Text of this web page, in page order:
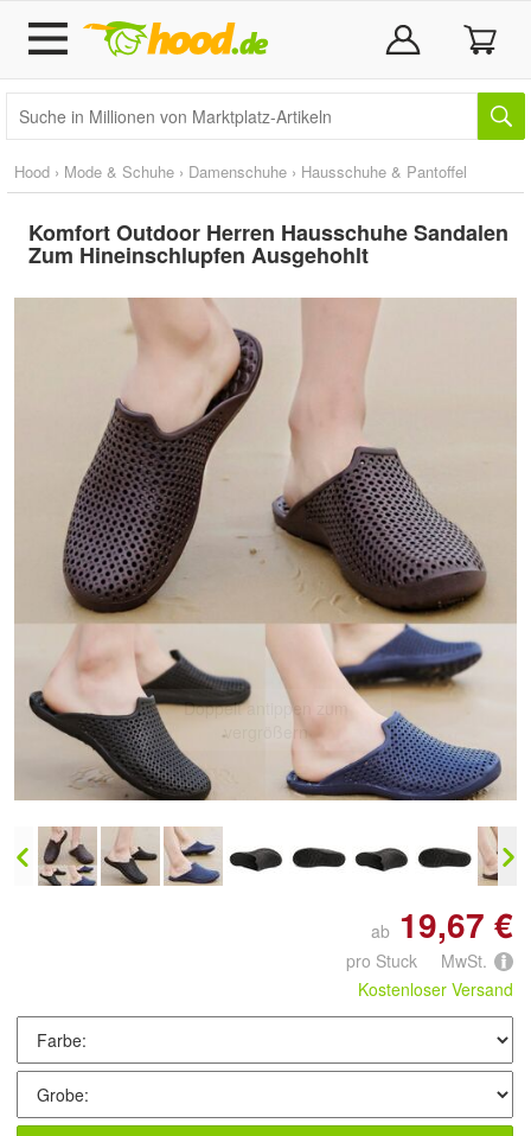
Hood › Mode & Schuhe › Damenschuhe › Hausschuhe & Pantoffel
Komfort Outdoor Herren Hausschuhe Sandalen
Zum Hineinschlupfen Ausgehohlt
Doppelt antippen zum
vergrößern
ab 19,67 €
pro Stuck MwSt.
Kostenloser Versand